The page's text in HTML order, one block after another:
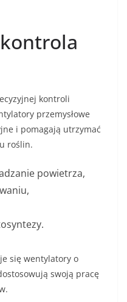
kontroli
przemysłowe
i pomagają utrzymać
roślin.
powietrza,
się wentylatory o
swoją pracę